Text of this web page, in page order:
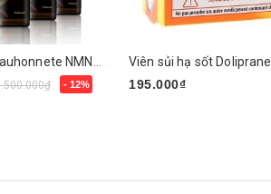
- 12%
195.000₫